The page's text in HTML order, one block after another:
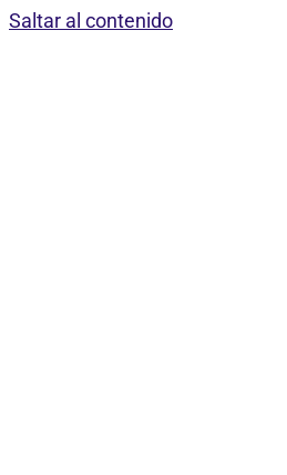
Saltar al contenido